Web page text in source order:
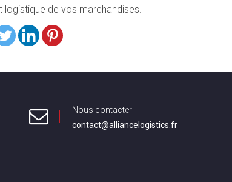
de vos marchandises.
Nous contacter
contact@alliancelogistics.fr